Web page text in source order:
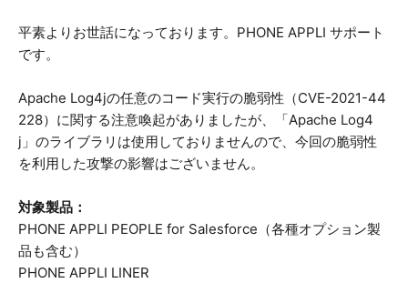
平素よりお世話になっております。PHONE APPLI サポート
です。
Apache Log4jの任意のコード実行の脆弱性（CVE-2021-44
228）に関する注意喚起がありましたが、「Apache Log4
j」のライブラリは使用しておりませんので、今回の脆弱性
を利用した攻撃の影響はございません。
対象製品：
PHONE APPLI PEOPLE for Salesforce（各種オプション製
品も含む）
PHONE APPLI LINER